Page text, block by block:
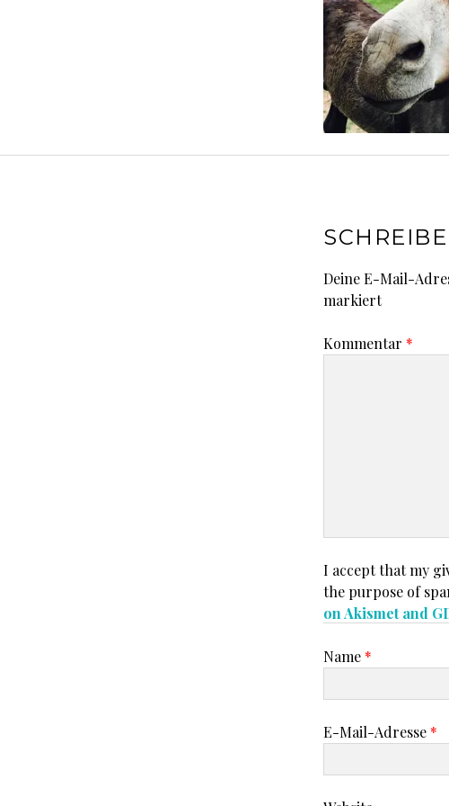
Deine E-Mail-
markiert
Kommentar *
I accept that my
the purpose of
on Akismet and
Name *
E-Mail-Adresse *